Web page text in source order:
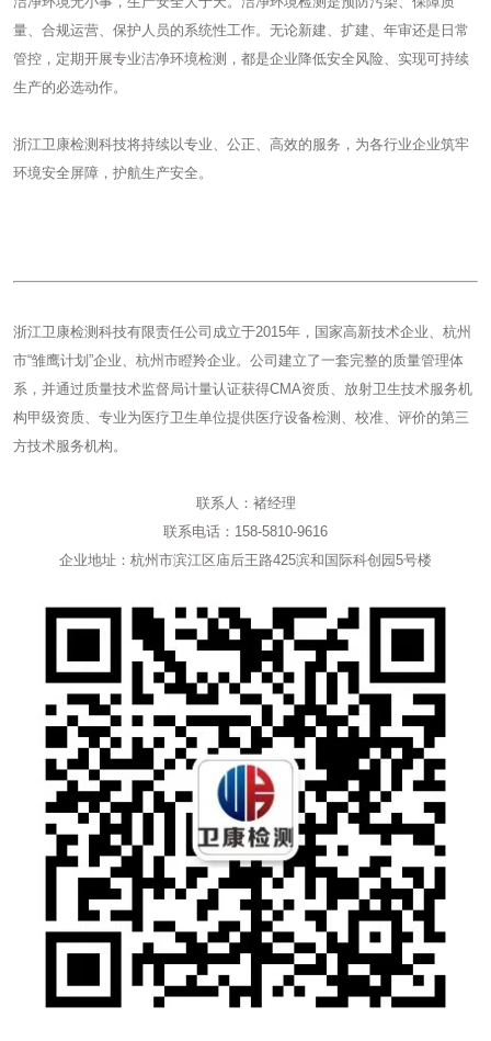
量、合规运营、保护人员的系统性工作。无论新建、扩建、年审还是日常
管控，定期开展专业洁净环境检测，都是企业降低安全风险、实现可持续
生产的必选动作。
浙江卫康检测科技将持续以专业、公正、高效的服务，为各行业企业筑牢
环境安全屏障，护航生产安全。
浙江卫康检测科技有限责任公司成立于2015年，国家高新技术企业、杭州
市“雏鹰计划”企业、杭州市瞪羚企业。公司建立了一套完整的质量管理体
系，并通过质量技术监督局计量认证获得CMA资质、放射卫生技术服务机
构甲级资质、专业为医疗卫生单位提供医疗设备检测、校准、评价的第三
方技术服务机构。
联系人：褚经理
联系电话：158-5810-9616
企业地址：杭州市滨江区庙后王路425滨和国际科创园5号楼